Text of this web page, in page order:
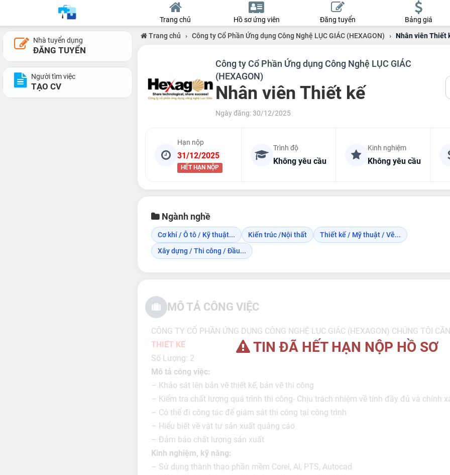
Trang chủ Hồ sơ ứng viên Đăng tuyển Bảng giá
Nhà tuyển dụng
ĐĂNG TUYỂN
Người tìm việc
TẠO CV
Trang chủ › Công ty Cổ Phần Ứng dụng Công Nghệ LỤC GIÁC (HEXAGON) › Nhân viên Thiết
Công ty Cổ Phần Ứng dụng Công Nghệ LỤC GIÁC
(HEXAGON)
Nhân viên Thiết kế
Ngày đăng: 30/12/2025
Hạn nộp
31/12/2025
HẾT HẠN NỘP
Trình độ
Không yêu cầu
Kinh nghiệm
Không yêu cầu
Ngành nghề
Cơ khí / Ô tô / Kỹ thuật... Kiến trúc /Nội thất
Thiết kế / Mỹ thuật / Vẽ...
Xây dựng / Thi công / Đầu...
TIN ĐÃ HẾT HẠN NỘP HỒ SƠ
MÔ TẢ CÔNG VIỆC
CÔNG TY CỔ PHẦN ỨNG DỤNG CÔNG NGHỆ LỤC GIÁC (HEXAGON) CHÚNG TÔI
THIẾT KẾ
Số Lượng: 2
Mô tả công việc:
– Khảo sát lên bản vẽ thiết kế, bản vẽ thi công
– Kiểm tra chất lượng quá trình thi công- Chịu trách nhiệm về tính đầy đủ và chính
– Có thể đi công tác để giám sát thi công tại công trình
– Hiểu biết về vật tư sản xuất quảng cáo
– Đảm bảo chất lượng sản xuất
Kinh nghiệm, kỹ năng:
– Sử dụng thành thạo phần mềm Corel, AI, PTS, Autocad